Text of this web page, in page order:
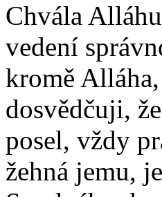
Chvála
vedení
kromě
dosvědčuji,
posel, vždy
žehná jemu,